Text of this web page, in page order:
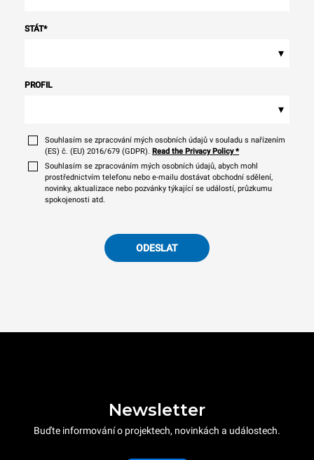
STÁT*
▾
PROFIL
▾
Souhlasím se zpracování mých osobních údajů v souladu s nařízením
(ES) č. (EU) 2016/679 (GDPR). Read the Privacy Policy*
Souhlasím se zpracováním mých osobních údajů, abych mohl
prostřednictvím telefonu nebo e-mailu dostávat obchodní sdělení,
novinky, aktualizace nebo pozvánky týkající se událostí, průzkumu
spokojenosti atd.
ODESLAT
Newsletter
Buďte informování o projektech, novinkách a událostech.